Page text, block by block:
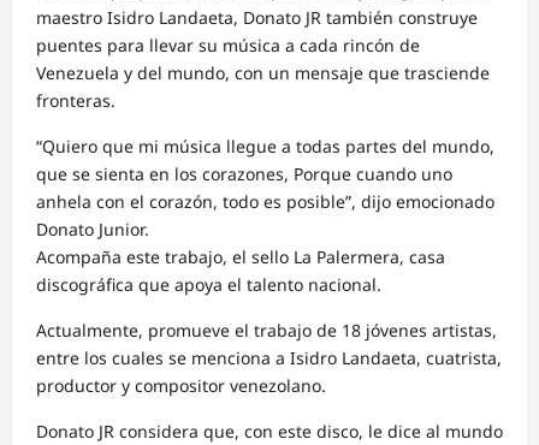
maestro Isidro Landaeta, Donato JR también construye
puentes para llevar su música a cada rincón de
Venezuela y del mundo, con un mensaje que trasciende
fronteras.
“Quiero que mi música llegue a todas partes del mundo,
que se sienta en los corazones, Porque cuando uno
anhela con el corazón, todo es posible”, dijo emocionado
Donato Junior.
Acompaña este trabajo, el sello La Palermera, casa
discográfica que apoya el talento nacional.
Actualmente, promueve el trabajo de 18 jóvenes artistas,
entre los cuales se menciona a Isidro Landaeta, cuatrista,
productor y compositor venezolano.
Donato JR considera que, con este disco, le dice al mundo